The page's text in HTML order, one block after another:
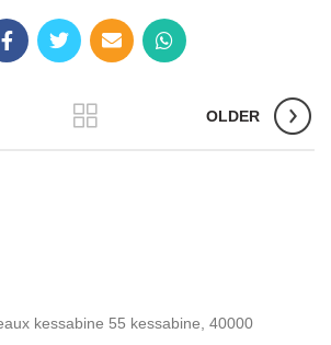
OLDER
kessabine 55 kessabine, 40000